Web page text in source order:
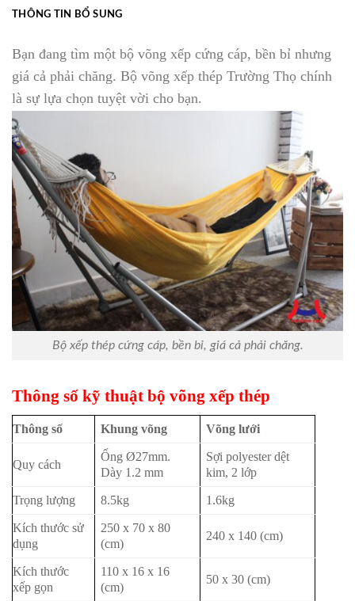
THÔNG TIN BỔ SUNG
Bạn đang tìm một bộ võng xếp cứng cáp, bền bỉ nhưng
giá cả phải chăng. Bộ võng xếp thép Trường Thọ chính
là sự lựa chọn tuyệt vời cho bạn.
Bộ xếp thép cứng cáp, bền bỉ, giá cả phải chăng.
Thông số kỹ thuật bộ võng xếp thép
Thông số Khung võng Võng lưới
Quy cách
Ống Ø27mm.
Dày 1.2 mm
Sợi polyester dệt
kim, 2 lớp
Trọng lượng 8.5kg 1.6kg
Kích thước sử
dụng
250 x 70 x 80
(cm)
240 x 140 (cm)
Kích thước
xếp gọn
110 x 16 x 16
(cm)
50 x 30 (cm)